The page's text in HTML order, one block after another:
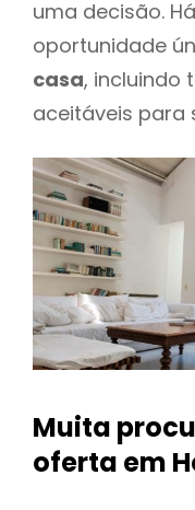
uma decisão.
oportunidade
casa, incluindo
aceitáveis para
Muita
oferta em